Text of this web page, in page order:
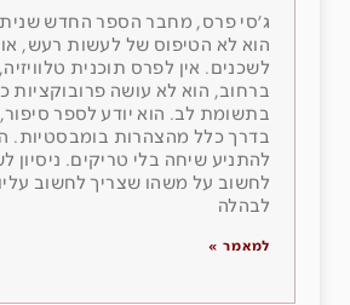
ג׳סי פרס, מחבר הספר החדש שנית
הוא לא הטיפוס של לעשות רעש, או
לשכנים. אין לפרס תוכנית
ברחוב, הוא לא עושה פרובוקציות
בתשומת לב. הוא יודע לספר
בדרך כלל מהצהרות בומבסטיות.
להתניע שיחה בלי טריקים. ניסיון
לחשוב על משהו שצריך לחשוב
לבהלה
למאמר »